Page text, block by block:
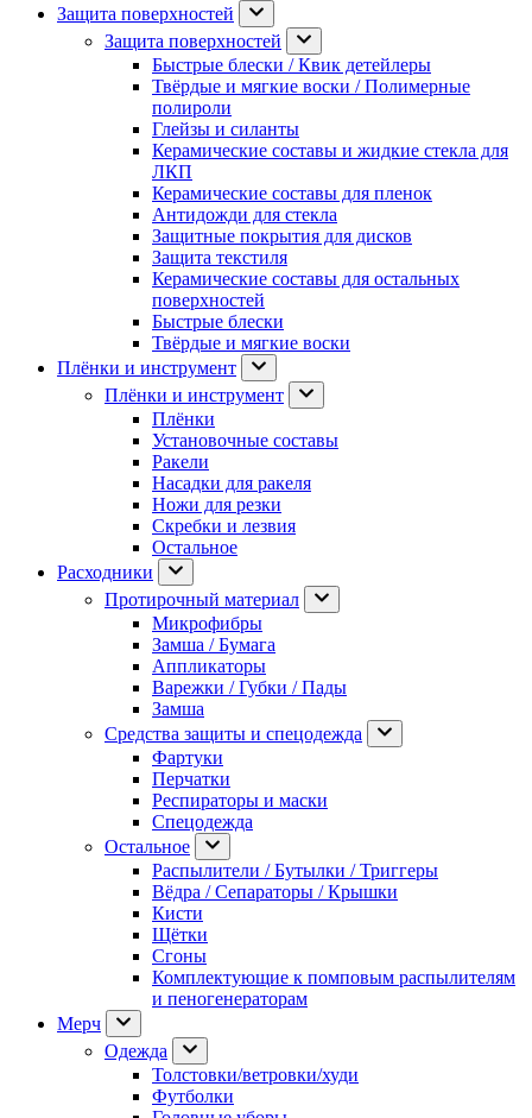
Защита поверхностей
Защита поверхностей
Быстрые блески / Квик детейлеры
Твёрдые и мягкие воски / Полимерные
полироли
Глейзы и силанты
Керамические составы и жидкие стекла для
ЛКП
Керамические составы для пленок
Антидожди для стекла
Защитные покрытия для дисков
Защита текстиля
Керамические составы для остальных
поверхностей
Быстрые блески
Твёрдые и мягкие воски
Плёнки и инструмент
Плёнки и инструмент
Плёнки
Установочные составы
Ракели
Насадки для ракеля
Ножи для резки
Скребки и лезвия
Остальное
Расходники
Протирочный материал
Микрофибры
Замша / Бумага
Аппликаторы
Варежки / Губки / Пады
Замша
Средства защиты и спецодежда
Фартуки
Перчатки
Респираторы и маски
Спецодежда
Остальное
Распылители / Бутылки / Триггеры
Вёдра / Сепараторы / Крышки
Кисти
Щётки
Сгоны
Комплектующие к помповым распылителям
и пеногенераторам
Мерч
Одежда
Толстовки/ветровки/худи
Футболки